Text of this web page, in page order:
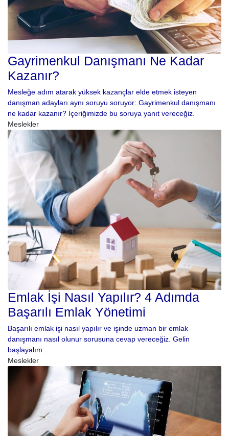
Gayrimenkul Danışmanı Ne Kadar
Kazanır?
Mesleğe adım atarak yüksek kazançlar elde etmek isteyen
danışman adayları aynı soruyu soruyor: Gayrimenkul danışmanı
ne kadar kazanır? İçeriğimizde bu soruya yanıt vereceğiz.
Meslekler
Emlak İşi Nasıl Yapılır? 4 Adımda
Başarılı Emlak Yönetimi
Başarılı emlak işi nasıl yapılır ve işinde uzman bir emlak
danışmanı nasıl olunur sorusuna cevap vereceğiz. Gelin
başlayalım.
Meslekler